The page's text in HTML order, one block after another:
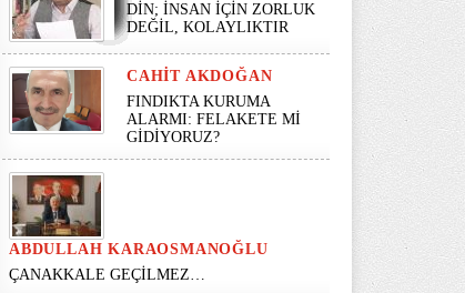
DİN; İNSAN İÇİN ZORLUK
DEĞİL, KOLAYLIKTIR
CAHIT AKDOĞAN
FINDIKTA KURUMA
ALARMI: FELAKETE Mİ
GİDİYORUZ?
ABDULLAH KARAOSMANOĞLU
ÇANAKKALE GEÇİLMEZ…